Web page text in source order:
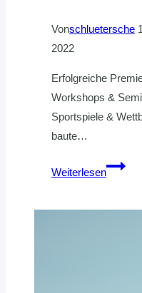
Vonschluetersche
2022
Erfolgreiche
Workshops &
Sportspiele &
baute…
Weiterlesen